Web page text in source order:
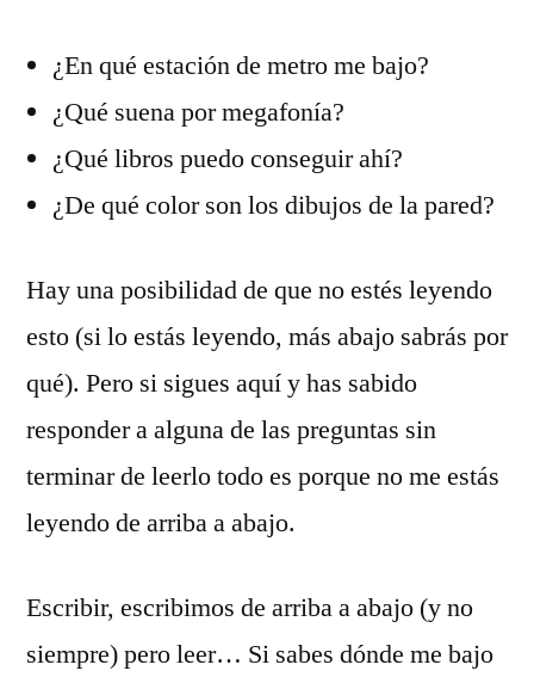
¿En qué estación de metro me bajo?
¿Qué suena por megafonía?
¿Qué libros puedo conseguir ahí?
¿De qué color son los dibujos de la pared?
Hay una posibilidad de que no estés leyendo
esto (si lo estás leyendo, más abajo sabrás por
qué). Pero si sigues aquí y has sabido
responder a alguna de las preguntas sin
terminar de leerlo todo es porque no me estás
leyendo de arriba a abajo.
Escribir, escribimos de arriba a abajo (y no
siempre) pero leer… Si sabes dónde me bajo